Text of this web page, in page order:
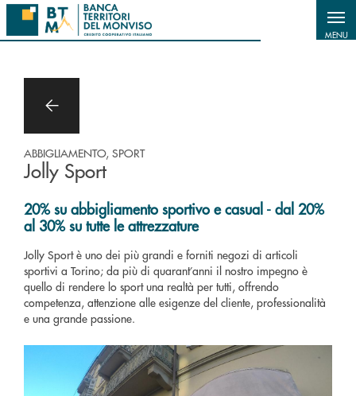
Salta al contenuto principale
MENU
ABBIGLIAMENTO, SPORT
Jolly Sport
20% su abbigliamento sportivo e casual - dal 20%
al 30% su tutte le attrezzature
Jolly Sport è uno dei più grandi e forniti negozi di articoli
sportivi a Torino; da più di quarant’anni il nostro impegno è
quello di rendere lo sport una realtà per tutti, offrendo
competenza, attenzione alle esigenze del cliente, professionalità
e una grande passione.